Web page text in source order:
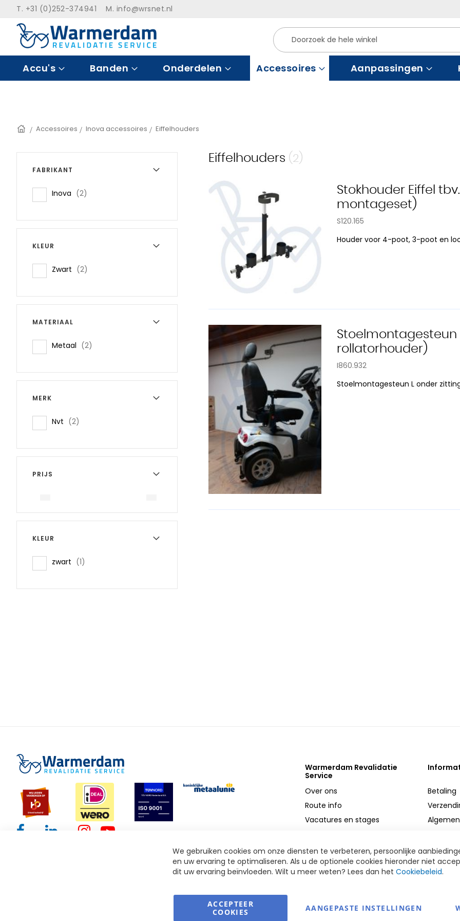
T. +31 (0)252-374941 M. info@wrsnet.nl
Zoek
Accu's Banden Onderdelen Accessoires Aanpassingen
HomeAccessoires Inova accessoires Eiffelhouders
Eiffelhouders (2)
Stokhouder Eiffel
montageset)
S120.165
Houder voor 4-poot, 3-poot en
Stoelmontagesteun
rollatorhouder)
I860.932
Stoelmontagesteun L onder
FABRIKANT
Inova 2items
KLEUR
Zwart 2items
MATERIAAL
Metaal 2items
MERK
Nvt 2items
PRIJS
KLEUR
zwart 1item
Warmerdam Revalidatie
Service
Over ons
Route info
Vacatures en stages
Reparatie service
Onderdelen
Betaling
Copyright Warmerdam Revalidatie Service 2026
We gebruiken cookies om onze diensten te verbeteren, persoonlijke
en uw ervaring te optimaliseren. Als u de optionele cookies hieronder niet
dit uw ervaring beïnvloeden. Wilt u meer weten? Lees dan hetCookiebeleid.
ACCEPTEER
COOKIES
AANGEPASTE INSTELLINGEN